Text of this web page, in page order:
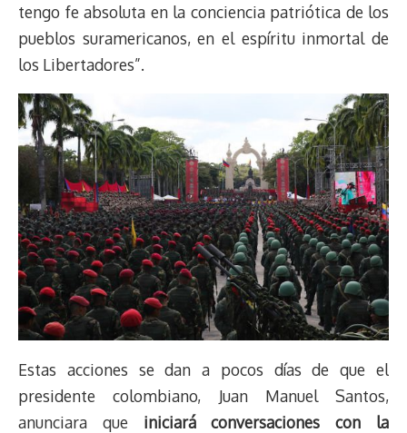
tengo fe absoluta en la conciencia patriótica de los
pueblos suramericanos, en el espíritu inmortal de
los Libertadores”.
Estas acciones se dan a pocos días de que el
presidente colombiano, Juan Manuel Santos,
anunciara queiniciará conversaciones con la